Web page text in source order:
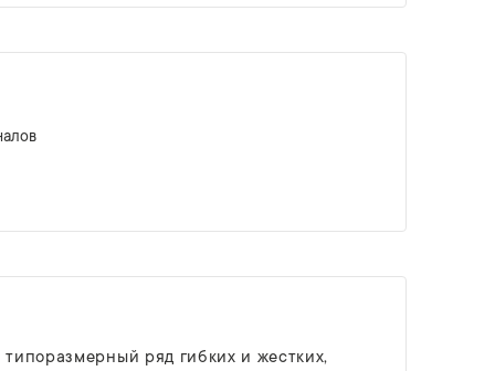
ряд гибких и жестких,